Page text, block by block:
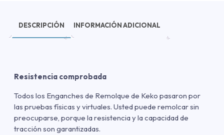
DESCRIPCIÓN INFORMACIÓN ADICIONAL
Resistencia comprobada
Todos los Enganches de Remolque de Keko pasaron por
las pruebas físicas y virtuales. Usted puede remolcar sin
preocuparse, porque la resistencia y la capacidad de
tracción son garantizadas.